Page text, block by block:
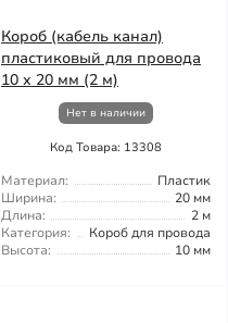
Короб (кабель канал)
пластиковый для провода
10 х 20 мм (2 м)
Нет в наличии
Код Товара: 13308
Материал:
Пластик
Ширина:
20 мм
Длина:
2 м
Категория:
Короб для провода
Высота:
10 мм